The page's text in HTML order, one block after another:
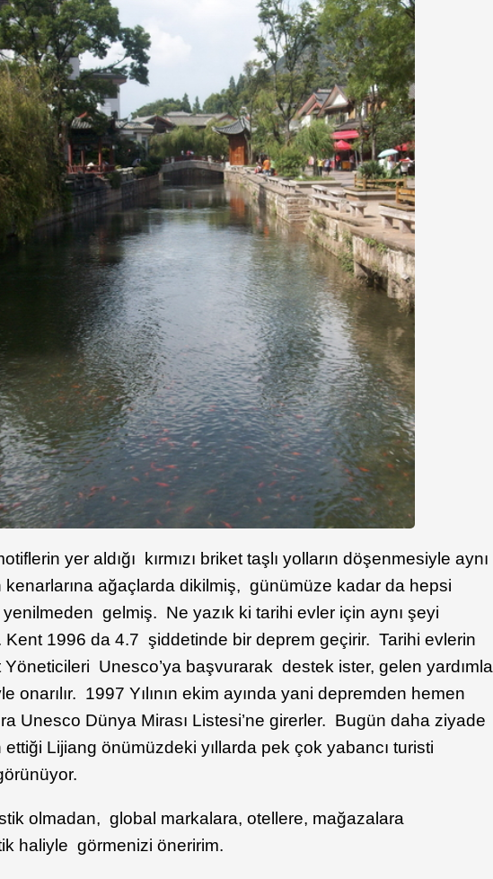
yer aldığı kırmızı briket taşlı yolların döşenmesiyle aynı
kenarlarına ağaçlarda dikilmiş, günümüze kadar da hepsi
gelmiş. Ne yazık ki tarihi evler için aynı şeyi
Kent 1996 da 4.7 şiddetinde bir deprem geçirir. Tarihi evlerin
Yöneticileri Unesco’ya başvurarak destek ister, gelen yardımla
onarılır. 1997 Yılının ekim ayında yani depremden hemen
Unesco Dünya Mirası Listesi’ne girerler. Bugün daha ziyade
Lijiang önümüzdeki yıllarda pek çok yabancı turisti
olmadan, global markalara, otellere, mağazalara
haliyle görmenizi öneririm.